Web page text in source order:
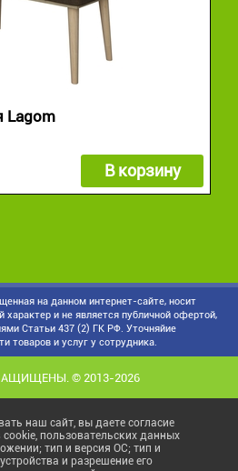
Lagom
В корзину
на данном интернет-сайте, носит
и не является публичной офертой,
Статьи 437 (2) ГК РФ. Уточняйие
товаров и услуг у сотрудника.
© 2013-2026
наш сайт, вы даете согласие
пользовательских данных
тип и версия ОС; тип и
и разрешение его